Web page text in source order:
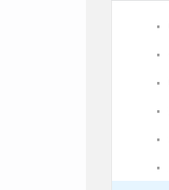
·
·
·
·
·
·